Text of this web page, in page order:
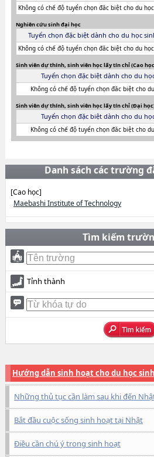
Không có chế độ tuyển chọn đăc biệt cho du
Nghiên cứu sinh đại học
Tuyển chọn đặc biệt dành cho du học
Không có chế độ tuyển chọn đăc biệt cho du
Sinh viên dự thính, sinh viên học lấy tín chỉ (Cao
Tuyển chọn đặc biệt dành cho du
Không có chế độ tuyển chọn đăc biệt cho
Sinh viên dự thính, sinh viên học lấy tín chỉ (Đại
Tuyển chọn đặc biệt dành cho du
Không có chế độ tuyển chọn đăc biệt cho
Danh sách các trường
[Cao học]
Maebashi Institute of Technology
Tìm kiếm
Tỉnh thành
Hướng dẫn sinh hoạt cho du học sinh
Những thủ tục cần làm sau khi đến
Bắt đầu cuộc sống sinh hoạt tại Nhật
Điều cần chú ý trong sinh hoạt